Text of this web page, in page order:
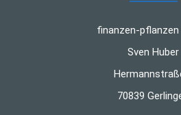
finanzen-pflanzen
Sven Huber
70839